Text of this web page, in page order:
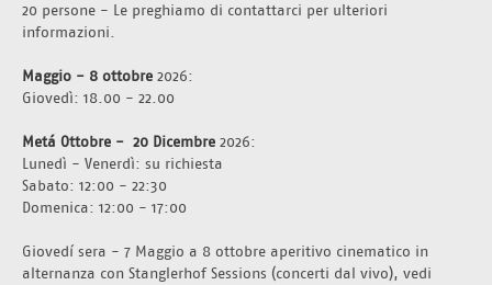
20 persone - Le preghiamo di contattarci per ulteriori
informazioni.
Maggio - 8 ottobre 2026:
Giovedì: 18.00 - 22.00
Metá Ottobre -  20 Dicembre 2026:
Lunedì - Venerdì: su richiesta
Sabato: 12:00 - 22:30
Domenica: 12:00 - 17:00
Giovedí sera - 7 Maggio a 8 ottobre aperitivo cinematico in
alternanza con Stanglerhof Sessions (concerti dal vivo), vedi